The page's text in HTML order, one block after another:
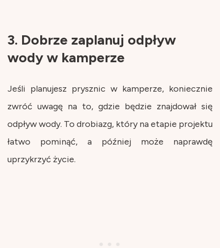
3. Dobrze zaplanuj odpływ
wody w kamperze
Jeśli planujesz prysznic w kamperze, koniecznie
zwróć uwagę na to, gdzie będzie znajdował się
odpływ wody. To drobiazg, który na etapie projektu
łatwo pominąć, a później może naprawdę
uprzykrzyć życie.